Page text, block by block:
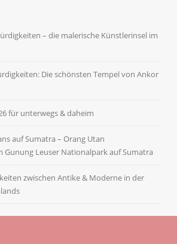
– die malerische Künstlerinsel im
Die schönsten Tempel von Ankor
für unterwegs & daheim
auf Sumatra – Orang Utan
Gunung Leuser Nationalpark auf Sumatra
zwischen Antike & Moderne in der